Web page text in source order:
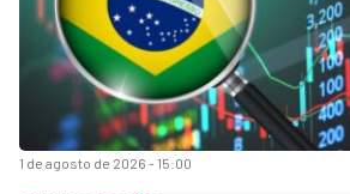
1 de agosto de 2026 - 15:00